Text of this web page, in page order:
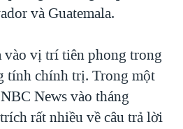
và Guatemala.
vào vị trí tiên phong trong
tính chính trị. Trong một
News vào tháng
rất nhiều về câu trả lời